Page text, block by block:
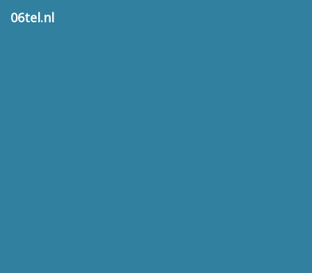
06tel.nl